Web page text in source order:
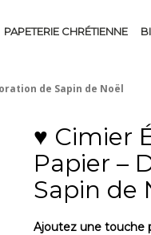
PAPETERIE CHRÉTIENNE
de Sapin de Noël
♥ Cimier
Papier –
Sapin de
Ajoutez une touche